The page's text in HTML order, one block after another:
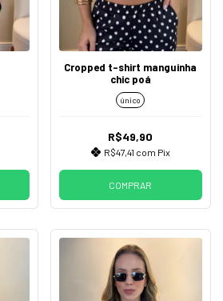
Cropped t-shirt manguinha
chic poá
único
R$49,90
R$47,41 com Pix
COMPRAR